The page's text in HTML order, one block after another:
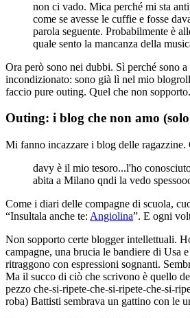
non ci vado. Mica perché mi sta
come se avesse le cuffie e fosse
parola seguente. Probabilmente è
quale sento la mancanza della
Ora però sono nei dubbi. Sì perché sono
incondizionato: sono già lì nel mio
faccio pure outing. Quel che non
Outing: i blog che non amo
Mi fanno incazzare i blog delle
davy è il mio tesoro...l'ho
abita a Milano qndi la vedo
Come i diari delle compagne di scuola,
“Insultala anche te: Angiolina”. E ogni
Non sopporto certe blogger intellettuali.
campagne, una brucia le bandiere di Usa
ritraggono con espressioni sognanti.
Ma il succo di ciò che scrivono è quello
pezzo che-si-ripete-che-si-ripete-che-si-
roba) Battisti sembrava un gattino con le